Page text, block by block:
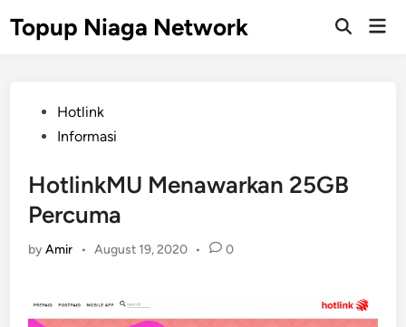
Topup Niaga Network
Open
PostedHotlink
Informasi
HotlinkMU Menawarkan 25GB
Percuma
byAmir • August 19, 2020 • 0